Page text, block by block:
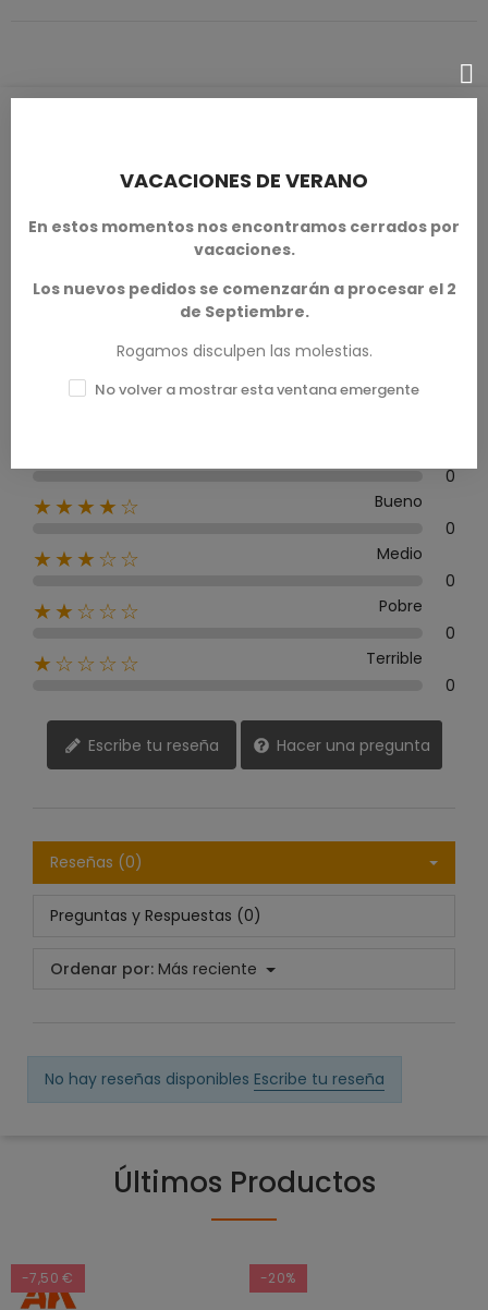
Calificación media
0.0
0 Reseña
0
★★★★☆
Bueno
0
★★★☆☆
Medio
0
★★☆☆☆
Pobre
0
★☆☆☆☆
Terrible
0
Escribe tu reseña Hacer una pregunta
Reseñas (0)
Preguntas y Respuestas (0)
Ordenar por: Más reciente
No hay reseñas disponibles Escribe tu reseña
Últimos Productos
-7,50 € -20%
VACACIONES DE VERANO
En estos momentos nos encontramos cerrados por
vacaciones.
Los nuevos pedidos se comenzarán a procesar el 2
de Septiembre.
Rogamos disculpen las molestias.
No volver a mostrar esta ventana emergente